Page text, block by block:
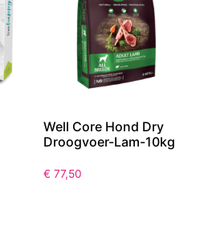
Well Core Hond Dry
Droogvoer-Lam-10kg
€ 77,50